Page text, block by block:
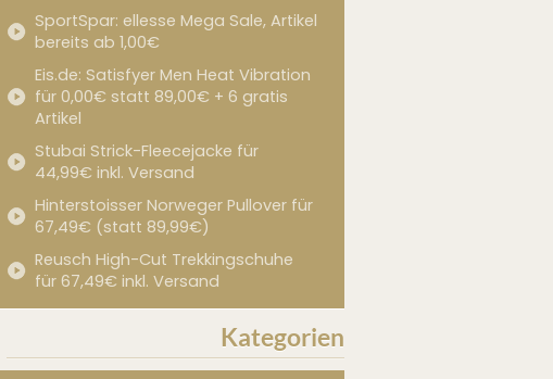
SportSpar: ellesse Mega Sale, Artikel
bereits ab 1,00€
Eis.de: Satisfyer Men Heat Vibration
für 0,00€ statt 89,00€ + 6 gratis
Artikel
Stubai Strick-Fleecejacke für
44,99€ inkl. Versand
Hinterstoisser Norweger Pullover für
67,49€ (statt 89,99€)
Reusch High-Cut Trekkingschuhe
für 67,49€ inkl. Versand
Kategorien